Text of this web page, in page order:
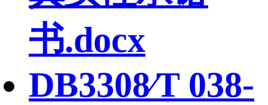
书.docx
DB3308∕T 038-